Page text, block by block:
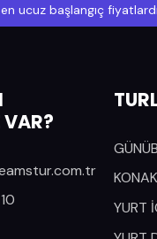
ucuz başlangıç
YURT